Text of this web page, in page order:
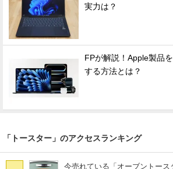
実力は？
FPが解説！Apple製品
する方法とは？
「トースター」のアクセスランキング
今売れている「オーブントー